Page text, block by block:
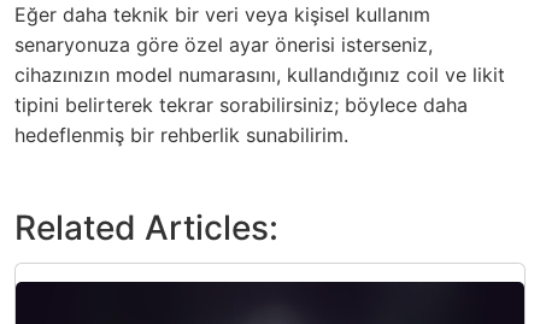
Eğer daha teknik bir veri veya kişisel kullanım
senaryonuza göre özel ayar önerisi isterseniz,
cihazınızın model numarasını, kullandığınız coil ve likit
tipini belirterek tekrar sorabilirsiniz; böylece daha
hedeflenmiş bir rehberlik sunabilirim.
Related Articles: